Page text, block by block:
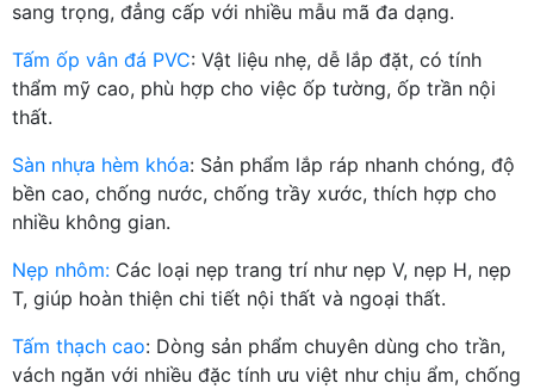
sang trọng, đẳng cấp với nhiều mẫu mã đa dạng.
Tấm ốp vân đá PVC: Vật liệu nhẹ, dễ lắp đặt, có tính
thẩm mỹ cao, phù hợp cho việc ốp tường, ốp trần nội
thất.
Sàn nhựa hèm khóa: Sản phẩm lắp ráp nhanh chóng, độ
bền cao, chống nước, chống trầy xước, thích hợp cho
nhiều không gian.
Nẹp nhôm: Các loại nẹp trang trí như nẹp V, nẹp H, nẹp
T, giúp hoàn thiện chi tiết nội thất và ngoại thất.
Tấm thạch cao: Dòng sản phẩm chuyên dùng cho trần,
vách ngăn với nhiều đặc tính ưu việt như chịu ẩm, chống